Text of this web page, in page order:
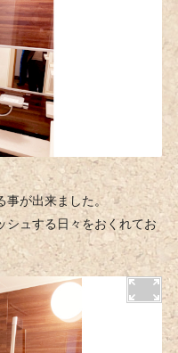
事が出来ました。
シュする日々をおくれてお